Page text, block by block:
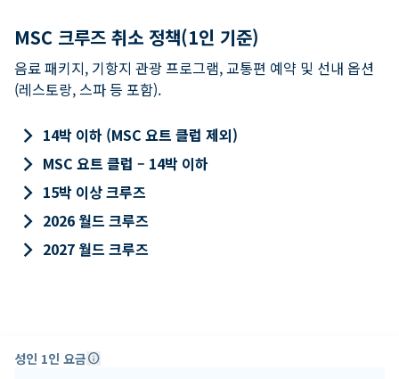
MSC 크루즈 취소 정책(1인 기준)
음료 패키지, 기항지 관광 프로그램, 교통편 예약 및 선내 옵션
(레스토랑, 스파 등 포함).
keyboard_arrow_right 14박 이하 (MSC 요트 클럽 제외)
keyboard_arrow_right MSC 요트 클럽 – 14박 이하
keyboard_arrow_right 15박 이상 크루즈
keyboard_arrow_right 2026 월드 크루즈
keyboard_arrow_right 2027 월드 크루즈
성인 1인 요금info